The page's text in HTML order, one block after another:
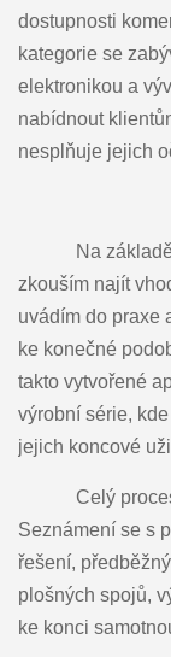
dostupnosti
kategorie se
elektronikou a
nabídnout
nesplňuje jejich
Na základě
zkouším najít
uvádím do praxe
ke konečné
takto vytvořené
výrobní série,
jejich koncové
Celý
Seznámení se s
řešení,
plošných spojů,
ke konci